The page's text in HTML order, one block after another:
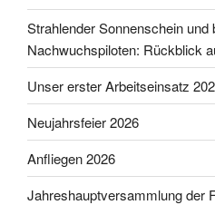
Strahlender Sonnenschein und
Nachwuchspiloten: Rückblick
Unser erster Arbeitseinsatz
Neujahrsfeier 2026
Anfliegen 2026
Jahreshauptversammlung der